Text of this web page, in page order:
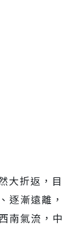
大折返，目
逐漸遠離，
南氣流，中